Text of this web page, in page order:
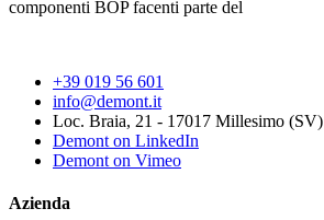
componenti BOP facenti parte del
+39 019 56 601
info@demont.it
Loc. Braia, 21 - 17017 Millesimo (SV)
Demont on LinkedIn
Demont on Vimeo
Azienda